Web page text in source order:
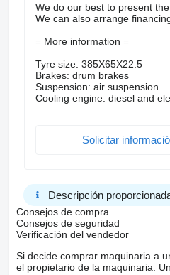
We do our best to present
We can also arrange
= More information =
Tyre size: 385X65X22.5
Brakes: drum brakes
Suspension: air suspension
Cooling engine: diesel and
Solicitar
Descripción
Consejos de compra
Consejos de seguridad
Verificación del vendedor
Si decide comprar maquinaria a
el propietario de la maquinaria.